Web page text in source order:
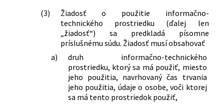
(3)
Žiadosť o použitie informačno-
technického prostriedku (ďalej len
„žiadosť“) sa predkladá písomne
príslušnému súdu. Žiadosť musí obsahovať
a)
druh informačno-technického
prostriedku, ktorý sa má použiť, miesto
jeho použitia, navrhovaný čas trvania
jeho použitia, údaje o osobe, voči ktorej
sa má tento prostriedok použiť,